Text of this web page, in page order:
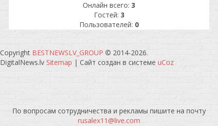
Онлайн всего: 3
Гостей: 3
Пользователей: 0
Copyright BESTNEWSLV_GROUP © 2014-2026.
DigitalNews.lv Sitemap | Сайт создан в системе uCoz
По вопросам сотрудничества и рекламы пишите на почту
rusalex11@live.com